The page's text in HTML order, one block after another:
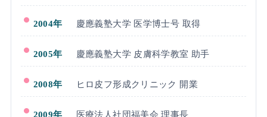
2004年 慶應義塾大学 医学博士号 取得
2005年 慶應義塾大学 皮膚科学教室 助手
2008年 ヒロ皮フ形成クリニック 開業
2009年 医療法人社団福美会 理事長